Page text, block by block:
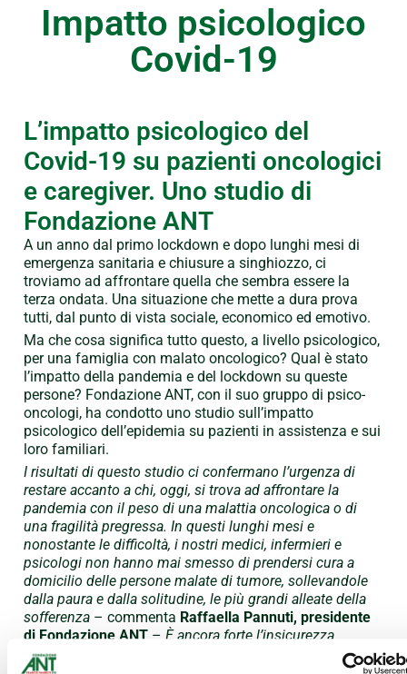
Impatto psicologico
Covid-19
L’impatto psicologico del
Covid-19 su pazienti oncologici
e caregiver. Uno studio di
Fondazione ANT
A un anno dal primo lockdown e dopo lunghi mesi di
emergenza sanitaria e chiusure a singhiozzo, ci
troviamo ad affrontare quella che sembra essere la
terza ondata. Una situazione che mette a dura prova
tutti, dal punto di vista sociale, economico ed emotivo.
Ma che cosa significa tutto questo, a livello psicologico,
per una famiglia con malato oncologico? Qual è stato
l’impatto della pandemia e del lockdown su queste
persone? Fondazione ANT, con il suo gruppo di psico-
oncologi, ha condotto uno studio sull’impatto
psicologico dell’epidemia su pazienti in assistenza e sui
loro familiari.
I risultati di questo studio ci confermano l’urgenza di
restare accanto a chi, oggi, si trova ad affrontare la
pandemia con il peso di una malattia oncologica o di
una fragilità pregressa. In questi lunghi mesi e
nonostante le difficoltà, i nostri medici, infermieri e
psicologi non hanno mai smesso di prendersi cura a
domicilio delle persone malate di tumore, sollevandole
dalla paura e dalla solitudine, le più grandi alleate della
sofferenza – commenta Raffaella Pannuti, presidente
di Fondazione ANT – È ancora forte l’insicurezza
rispetto ai prossimi sviluppi della pandemia, ma se